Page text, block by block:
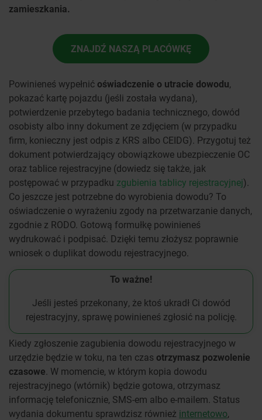
zamieszkania.
ZNAJDŹ NASZĄ PLACÓWKĘ
Powinieneś wypełnić oświadczenie o utracie dowodu,
pokazać kartę pojazdu (jeśli została wydana),
potwierdzenie przebytego badania technicznego, dowód
osobisty albo inny dokument ze zdjęciem (w przypadku
firm, konieczny jest odpis z KRS albo CEIDG). Przygotuj też
dokument potwierdzający obowiązkowe ubezpieczenie OC
oraz tablice rejestracyjne (dowiedz się także, jak
postępować w przypadku zgubienia tablicy rejestracyjnej).
Co jeszcze jest potrzebne do wyrobienia dowodu? To
oświadczenie o wyrażeniu zgody na przetwarzanie danych,
zgodnie z RODO. Gotową formułkę powinieneś
wydrukować i podpisać. Dzięki temu złożysz poprawnie
wniosek o duplikat dowodu rejestracyjnego.
To ważne!
Jeśli jesteś przekonany, że ktoś ukradł Ci dowód
rejestracyjny, sprawę powinieneś zgłosić na policję.
Kiedy zgłoszenie zagubienia dowodu rejestracyjnego w
urzędzie będzie w toku, na ten czas otrzymasz pozwolenie
czasowe. W momencie, w którym kopia dowodu
rejestracyjnego (wtórnik) będzie gotowa, otrzymasz
informację telefonicznie, SMS-em albo e-mailem. Status
wydania dokumentu sprawdzisz również internetowo,